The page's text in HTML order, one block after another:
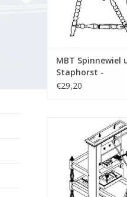
MBT Spinnewiel
Staphorst -
Bouwtekening
€29,20
MBT Drukpers -
Schaal 1 : 10
TOEVOEGEN AAN